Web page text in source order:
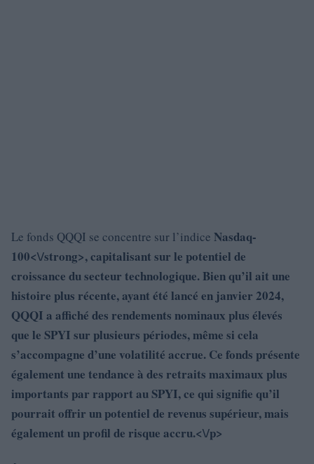
Le fonds QQQI se concentre sur l’indice Nasdaq-
100<\/strong>, capitalisant sur le potentiel de
croissance du secteur technologique. Bien qu’il ait une
histoire plus récente, ayant été lancé en janvier 2024,
QQQI a affiché des rendements nominaux plus élevés
que le SPYI sur plusieurs périodes, même si cela
s’accompagne d’une volatilité accrue. Ce fonds présente
également une tendance à des retraits maximaux plus
importants par rapport au SPYI, ce qui signifie qu’il
pourrait offrir un potentiel de revenus supérieur, mais
également un profil de risque accru.<\/p>